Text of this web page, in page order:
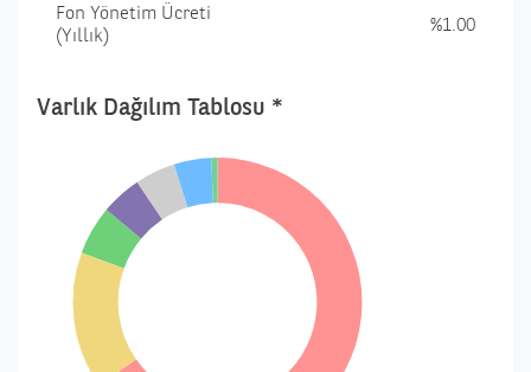
Fon Yönetim Ücreti
(Yıllık)
%1.00
Varlık Dağılım Tablosu *